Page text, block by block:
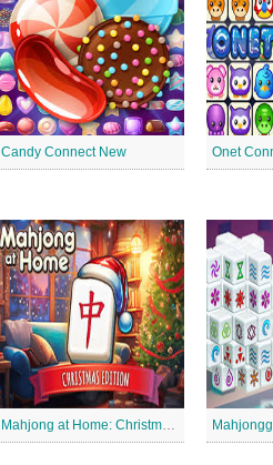
Candy Connect New Onet
Mahjong at Home: Christmas Edition